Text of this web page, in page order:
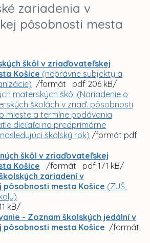
zariadenia v
pôsobnosti mesta
škôl v zriaďovateľskej
Košice (neprávne subjekty a
/formát pdf 206 kB/
materských škôl (Nariadenie o
školách v zriaď. pôsobnosti
mieste a termíne podávania
dieťaťa na predprimárne
školský rok) /formát pdf
škôl v zriaďovateľskej
Košice
/formát pdf 171 kB/
zariadení v
mesta Košice (ZUŠ,
kB/
- Zoznam školských jedální v
mesta Košice /formát